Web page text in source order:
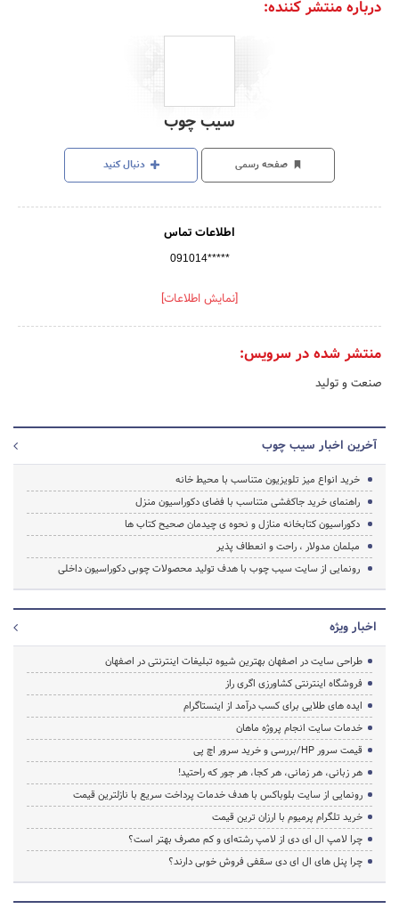
درباره منتشر کننده:
سیب چوب
صفحه رسمی دنبال کنید
اطلاعات تماس
091014*****
[نمایش اطلاعات]
منتشر شده در سرویس:
صنعت و تولید
آخرین اخبار سیب چوب
خرید انواع میز تلویزیون متناسب با محیط خانه
راهنمای خرید جاکفشی متناسب با فضای دکوراسیون منزل
دکوراسیون کتابخانه منازل و نحوه ی چیدمان صحیح کتاب ها
مبلمان مدولار ، راحت و انعطاف پذیر
رونمایی از سایت سیب چوب با هدف تولید محصولات چوبی دکوراسیون داخلی
اخبار ویژه
طراحی سایت در اصفهان بهترین شیوه تبلیغات اینترنتی در اصفهان
فروشگاه اینترنتی کشاورزی اگری راز
ایده های طلایی برای کسب درآمد از اینستاگرام
خدمات سایت انجام پروژه ماهان
قیمت سرور HP/بررسی و خرید سرور اچ پی
هر زبانی، هر زمانی، هر کجا، هر جور که راحتید!
رونمایی از سایت بلوباکس با هدف خدمات پرداخت سریع با نازلترین قیمت
خرید تلگرام پرمیوم با ارزان ترین قیمت
چرا لامپ ال ای دی از لامپ رشته‌ای و کم مصرف بهتر است؟
چرا پنل های ال ای دی سقفی فروش خوبی دارند؟